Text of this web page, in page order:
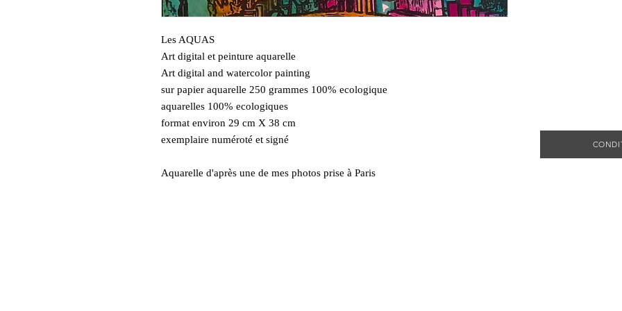
Les AQUAS
Art digital et peinture aquarelle
Art digital and watercolor painting
sur papier aquarelle 250 grammes 100% ecologique
aquarelles 100% ecologiques
format environ 29 cm X 38 cm
exemplaire numéroté et signé
Aquarelle d'après une de mes photos prise à Paris